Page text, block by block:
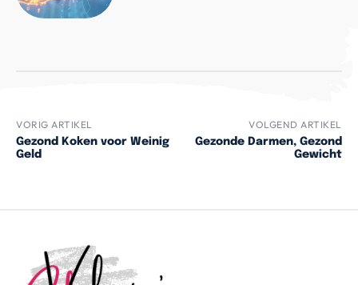
VORIG ARTIKEL
Gezond Koken voor Weinig
Geld
VOLGEND ARTIKEL
Gezonde Darmen, Gezond
Gewicht